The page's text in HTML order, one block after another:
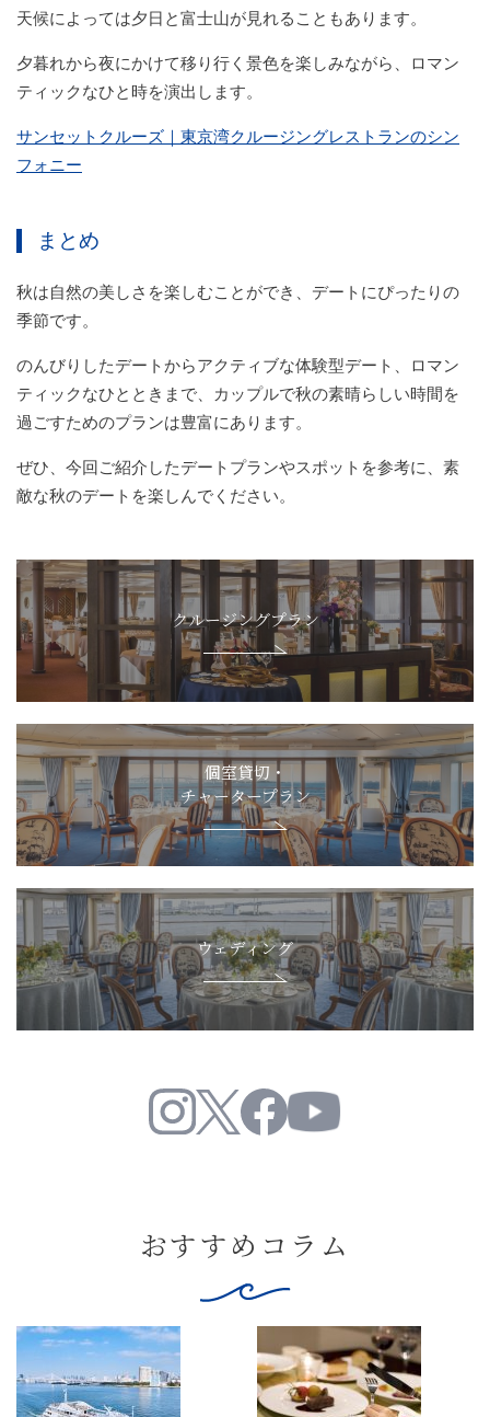
天候によっては夕日と富士山が見れることもあります。
夕暮れから夜にかけて移り行く景色を楽しみながら、ロマン
ティックなひと時を演出します。
サンセットクルーズ｜東京湾クルージングレストランのシン
フォニー
まとめ
秋は自然の美しさを楽しむことができ、デートにぴったりの
季節です。
のんびりしたデートからアクティブな体験型デート、ロマン
ティックなひとときまで、カップルで秋の素晴らしい時間を
過ごすためのプランは豊富にあります。
ぜひ、今回ご紹介したデートプランやスポットを参考に、素
敵な秋のデートを楽しんでください。
クルージングプラン
個室貸切・
チャータープラン
ウェディング
おすすめコラム